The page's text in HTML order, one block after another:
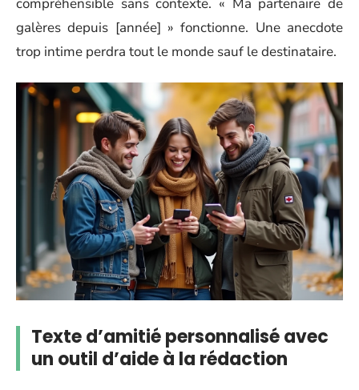
galères depuis [année] » fonctionne. Une anecdote
trop intime perdra tout le monde sauf le destinataire.
Texte d’amitié personnalisé avec
un outil d’aide à la rédaction